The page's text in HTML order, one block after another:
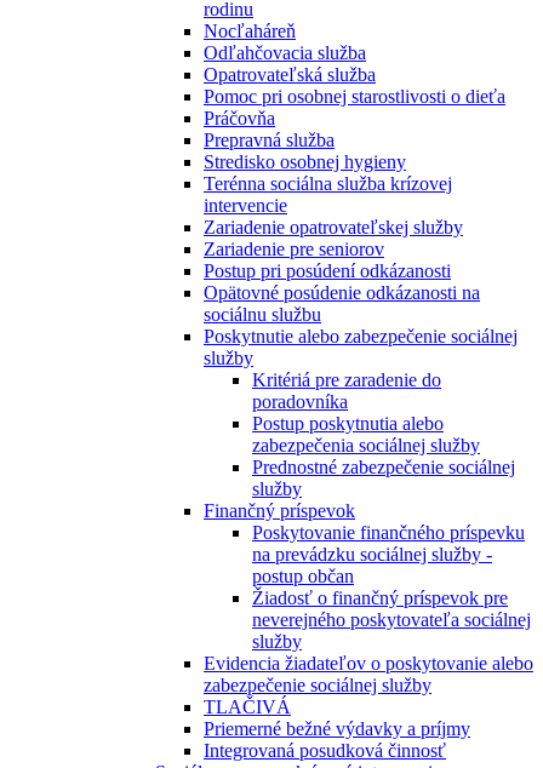
rodinu
Nocľaháreň
Odľahčovacia služba
Opatrovateľská služba
Pomoc pri osobnej starostlivosti o dieťa
Práčovňa
Prepravná služba
Stredisko osobnej hygieny
Terénna sociálna služba krízovej
intervencie
Zariadenie opatrovateľskej služby
Zariadenie pre seniorov
Postup pri posúdení odkázanosti
Opätovné posúdenie odkázanosti na
sociálnu službu
Poskytnutie alebo zabezpečenie sociálnej
služby
Kritériá pre zaradenie do
poradovníka
Postup poskytnutia alebo
zabezpečenia sociálnej služby
Prednostné zabezpečenie sociálnej
služby
Finančný príspevok
Poskytovanie finančného príspevku
na prevádzku sociálnej služby -
postup občan
Žiadosť o finančný príspevok pre
neverejného poskytovateľa sociálnej
služby
Evidencia žiadateľov o poskytovanie alebo
zabezpečenie sociálnej služby
TLAČIVÁ
Priemerné bežné výdavky a príjmy
Integrovaná posudková činnosť